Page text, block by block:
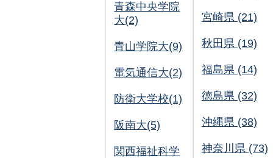
青森中央学院
大(2)
青山学院大(9)
電気通信大(2)
防衛大学校(1)
阪南大(5)
関西福祉科学
宮崎県 (21)
秋田県 (19)
福島県 (14)
徳島県 (32)
沖縄県 (38)
神奈川県 (73)